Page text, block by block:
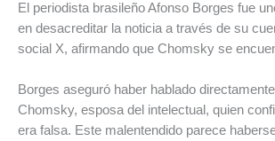
El periodista brasileño Afonso Borges fue
en desacreditar la noticia a través de su
social X, afirmando que Chomsky se
Borges aseguró haber hablado
Chomsky, esposa del intelectual, quien
era falsa. Este malentendido parece